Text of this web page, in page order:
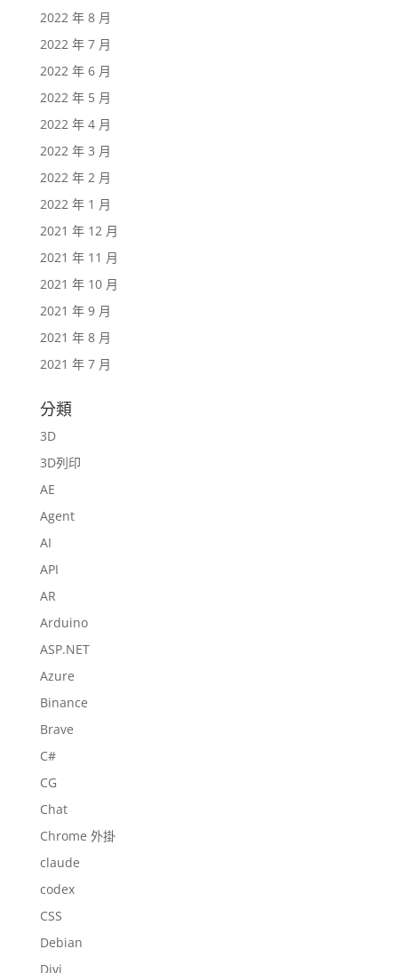
2022 年 8 月
2022 年 7 月
2022 年 6 月
2022 年 5 月
2022 年 4 月
2022 年 3 月
2022 年 2 月
2022 年 1 月
2021 年 12 月
2021 年 11 月
2021 年 10 月
2021 年 9 月
2021 年 8 月
2021 年 7 月
分類
3D
3D列印
AE
Agent
AI
API
AR
Arduino
ASP.NET
Azure
Binance
Brave
C#
CG
Chat
Chrome 外掛
claude
codex
CSS
Debian
Divi